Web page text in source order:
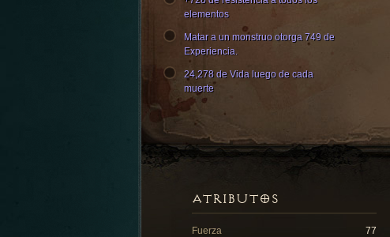
elementos
Matar a un monstruo otorga 749 de
Experiencia.
24,278 de Vida luego de cada
muerte
ATRIBUTOS
Fuerza
77